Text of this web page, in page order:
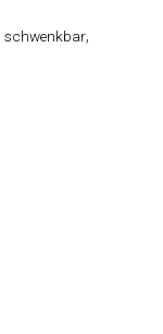
schwenkbar,